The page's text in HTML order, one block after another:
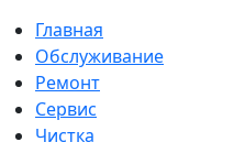
Главная
Обслуживание
Ремонт
Сервис
Чистка